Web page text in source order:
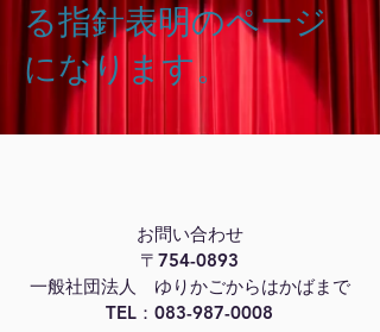
る指針表明のページ
になります。
お問い合わせ
〒754-0893
一般社団法人 ゆりかごからはかばまで
TEL：083-987-0008